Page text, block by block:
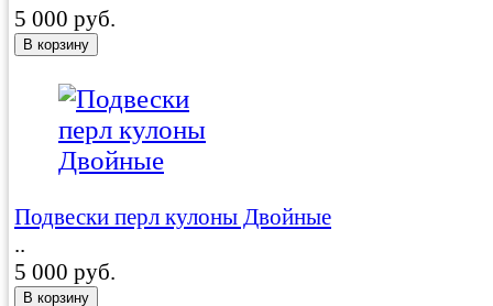
5 000 руб.
Подвески перл кулоны Двойные
..
5 000 руб.